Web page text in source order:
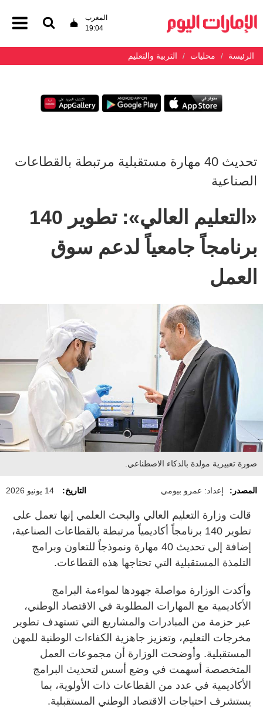
المغرب
19:04
الرئيسة محليات التربية والتعليم
تحديث 40 مهارة مستقبلية مرتبطة بالقطاعات
الصناعية
«التعليم العالي»: تطوير 140
برنامجاً جامعياً لدعم سوق
العمل
صورة تعبيرية مولدة بالذكاء الاصطناعي.
المصدر: إعداد: عمرو بيومي التاريخ: 14 يونيو 2026
قالت وزارة التعليم العالي والبحث العلمي إنها تعمل على
تطوير 140 برنامجاً أكاديمياً مرتبطة بالقطاعات الصناعية،
إضافة إلى تحديث 40 مهارة ونموذجاً للتعاون وبرامج
التلمذة المستقبلية التي تحتاجها هذه القطاعات.
وأكدت الوزارة مواصلة جهودها لمواءمة البرامج
الأكاديمية مع المهارات المطلوبة في الاقتصاد الوطني،
عبر حزمة من المبادرات والمشاريع التي تستهدف تطوير
مخرجات التعليم، وتعزيز جاهزية الكفاءات الوطنية للمهن
المستقبلية. وأوضحت الوزارة أن مجموعات العمل
المتخصصة أسهمت في وضع أسس لتحديث البرامج
الأكاديمية في عدد من القطاعات ذات الأولوية، بما
يستشرف احتياجات الاقتصاد الوطني المستقبلية.